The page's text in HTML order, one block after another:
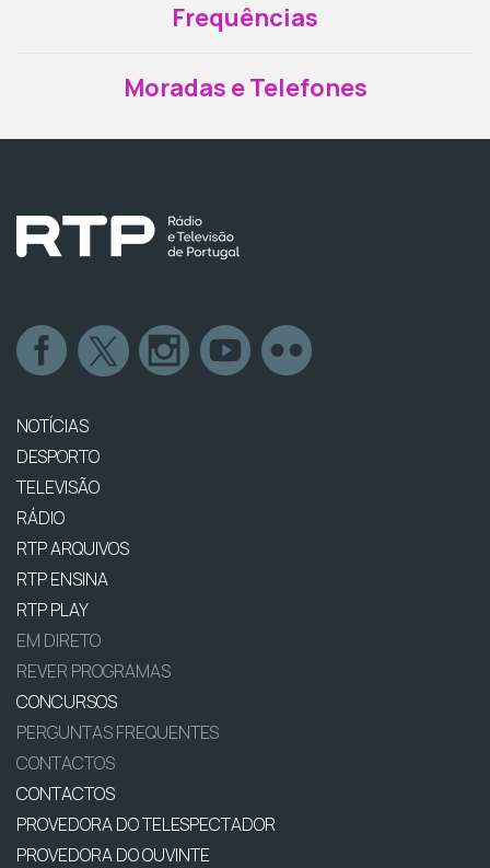
Frequências
Moradas e Telefones
NOTÍCIAS
DESPORTO
TELEVISÃO
RÁDIO
RTP ARQUIVOS
RTP ENSINA
RTP PLAY
EM DIRETO
REVER PROGRAMAS
CONCURSOS
PERGUNTAS FREQUENTES
CONTACTOS
CONTACTOS
PROVEDORA DO TELESPECTADOR
PROVEDORA DO OUVINTE